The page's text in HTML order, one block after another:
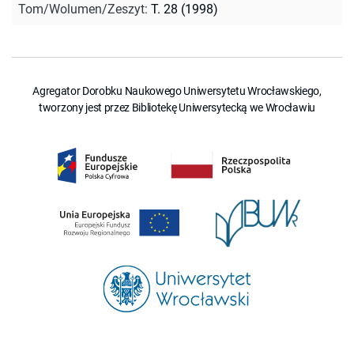
Tom/Wolumen/Zeszyt: T. 28 (1998)
Agregator Dorobku Naukowego Uniwersytetu Wrocławskiego,
tworzony jest przez Bibliotekę Uniwersytecką we Wrocławiu